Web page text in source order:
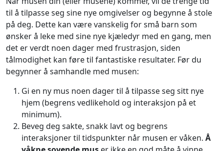
til å tilpasse seg sine nye omgivelser og begynne å stole
på deg. Dette kan være vanskelig for små barn som
ønsker å leke med sine nye kjæledyr med en gang, men
det er verdt noen dager med frustrasjon, siden
tålmodighet kan føre til fantastiske resultater. Før du
begynner å samhandle med musen:
Gi en ny mus noen dager til å tilpasse seg sitt nye
hjem (begrens vedlikehold og interaksjon på et
minimum).
Beveg deg sakte, snakk lavt og begrens
interaksjoner til tidspunkter når musen er våken. Å